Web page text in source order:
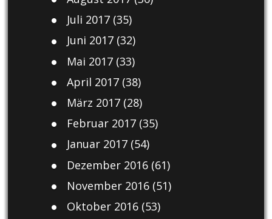
Juli 2017(35)
Juni 2017(32)
Mai 2017(33)
April 2017(38)
März 2017(28)
Februar 2017(35)
Januar 2017(54)
Dezember 2016(61)
November 2016(51)
Oktober 2016(53)